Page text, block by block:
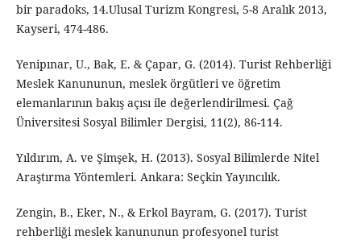
bir paradoks, 14.Ulusal Turizm Kongresi, 5-8 Aralık 2013,
Kayseri, 474-486.
Yenipınar, U., Bak, E. & Çapar, G. (2014). Turist Rehberliği
Meslek Kanununun, meslek örgütleri ve öğretim
elemanlarının bakış açısı ile değerlendirilmesi. Çağ
Üniversitesi Sosyal Bilimler Dergisi, 11(2), 86-114.
Yıldırım, A. ve Şimşek, H. (2013). Sosyal Bilimlerde Nitel
Araştırma Yöntemleri. Ankara: Seçkin Yayıncılık.
Zengin, B., Eker, N., & Erkol Bayram, G. (2017). Turist
rehberliği meslek kanununun profesyonel turist